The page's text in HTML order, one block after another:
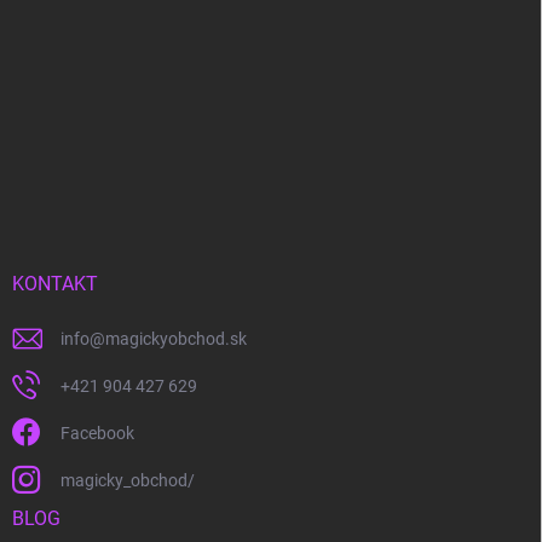
KONTAKT
info@magickyobchod.sk
+421 904 427 629
Facebook
magicky_obchod/
BLOG